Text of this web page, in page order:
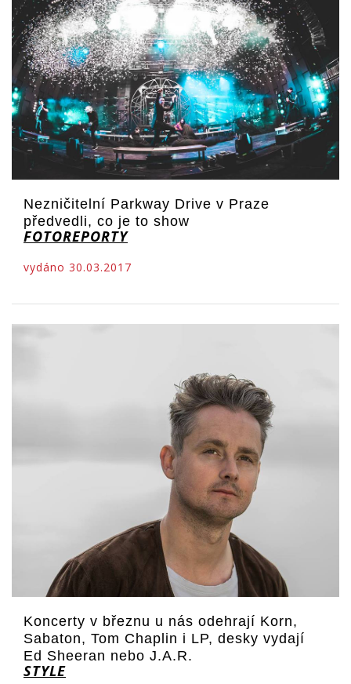
Nezničitelní Parkway Drive v Praze
předvedli, co je to show
FOTOREPORTY
vydáno 30.03.2017
Koncerty v březnu u nás odehrají Korn,
Sabaton, Tom Chaplin i LP, desky vydají
Ed Sheeran nebo J.A.R.
STYLE